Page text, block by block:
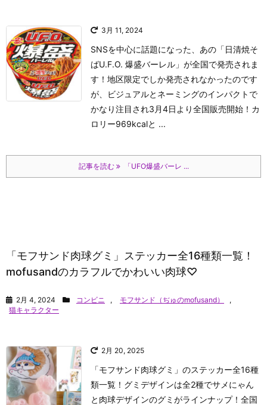
3月 11, 2024
SNSを中心に話題になった、あの「日清焼そ
ばU.F.O. 爆盛バーレル」が全国で発売されま
す！地区限定でしか発売されなかったのです
が、ビジュアルとネーミングのインパクトで
かなり注目され3月4日より全国販売開始！カ
ロリー969kcalと ...
記事を読む 「UFO爆盛バーレ ...
「モフサンド肉球グミ」ステッカー全16種類一覧！
mofusandのカラフルでかわいい肉球♡
2月 4, 2024 コンビニ , モフサンド（ぢゅのmofusand）
,
猫キャラクター
2月 20, 2025
「モフサンド肉球グミ」のステッカー全16種
類一覧！グミデザインは全2種でサメにゃん
と肉球デザインのグミがラインナップ！全国